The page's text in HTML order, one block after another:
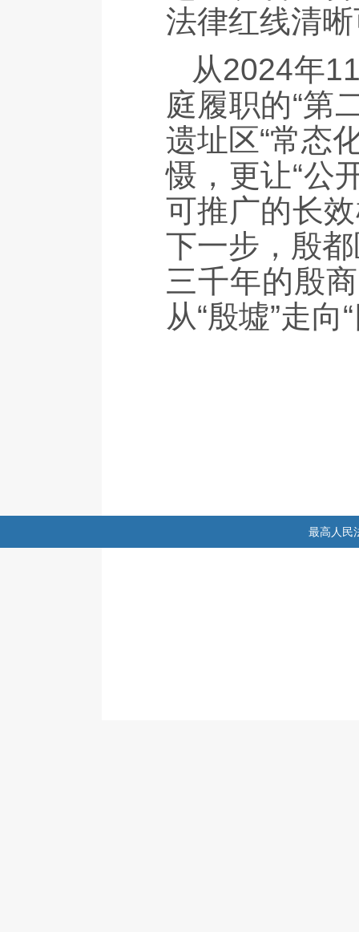
法律红线清
从2024年
庭履职的“第
遗址区“常态
慑，更让“公
可推广的长
下一步，殷
三千年的殷
从“殷墟”走向
最高人民